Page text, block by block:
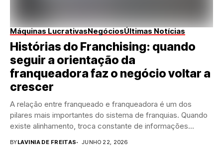
Máquinas LucrativasNegóciosÚltimas Notícias
Histórias do Franchising: quando
seguir a orientação da
franqueadora faz o negócio voltar a
crescer
A relação entre franqueado e franqueadora é um dos
pilares mais importantes do sistema de franquias. Quando
existe alinhamento, troca constante de informações...
BYLAVINIA DE FREITAS JUNHO 22, 2026